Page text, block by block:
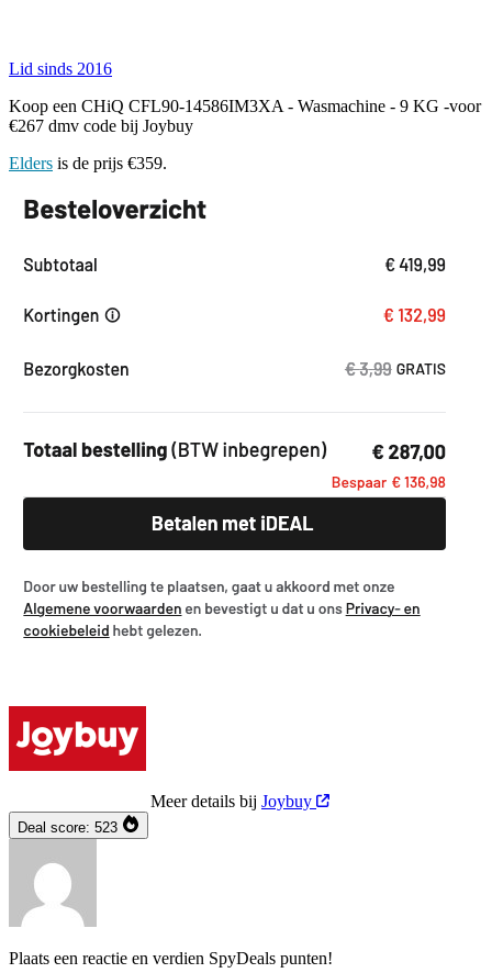
Lid sinds 2016
Koop een CHiQ CFL90-14586IM3XA - Wasmachine - 9 KG -voor
€267 dmv code bij Joybuy
Elders is de prijs €359.
Meer details bij Joybuy
Deal score: 523
Plaats een reactie en verdien SpyDeals punten!